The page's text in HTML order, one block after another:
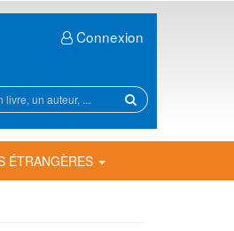
Connexion
sur
site
ÉTRANGÈRES